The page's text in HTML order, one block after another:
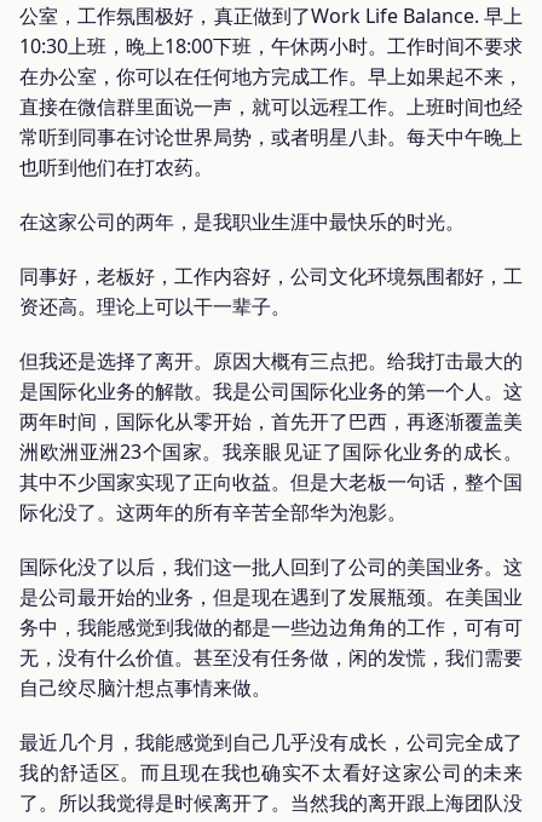
公室，工作氛围极好，真正做到了Work Life Balance. 早上
10:30上班，晚上18:00下班，午休两小时。工作时间不要求
在办公室，你可以在任何地方完成工作。早上如果起不来，
直接在微信群里面说一声，就可以远程工作。上班时间也经
常听到同事在讨论世界局势，或者明星八卦。每天中午晚上
也听到他们在打农药。
在这家公司的两年，是我职业生涯中最快乐的时光。
同事好，老板好，工作内容好，公司文化环境氛围都好，工
资还高。理论上可以干一辈子。
但我还是选择了离开。原因大概有三点把。给我打击最大的
是国际化业务的解散。我是公司国际化业务的第一个人。这
两年时间，国际化从零开始，首先开了巴西，再逐渐覆盖美
洲欧洲亚洲23个国家。我亲眼见证了国际化业务的成长。
其中不少国家实现了正向收益。但是大老板一句话，整个国
际化没了。这两年的所有辛苦全部华为泡影。
国际化没了以后，我们这一批人回到了公司的美国业务。这
是公司最开始的业务，但是现在遇到了发展瓶颈。在美国业
务中，我能感觉到我做的都是一些边边角角的工作，可有可
无，没有什么价值。甚至没有任务做，闲的发慌，我们需要
自己绞尽脑汁想点事情来做。
最近几个月，我能感觉到自己几乎没有成长，公司完全成了
我的舒适区。而且现在我也确实不太看好这家公司的未来
了。所以我觉得是时候离开了。当然我的离开跟上海团队没